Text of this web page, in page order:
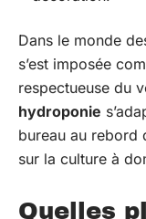
Dans le monde
s’est imposée
respectueuse du
hydroponie
bureau au rebord
sur la culture à
Quelles